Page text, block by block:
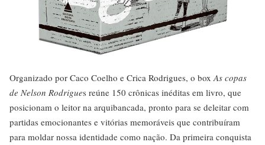
Organizado por Caco Coelho e Crica Rodrigues, o boxAs copas
de Nelson Rodrigues reúne 150 crônicas inéditas em livro, que
posicionam o leitor na arquibancada, pronto para se deleitar com
partidas emocionantes e vitórias memoráveis que contribuí­ram
para moldar nossa identidade como nação. Da primeira conquista